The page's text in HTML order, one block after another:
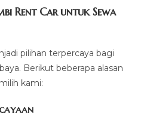
Rent Car untuk Sewa
pilihan terpercaya bagi
Berikut beberapa alasan
kami: